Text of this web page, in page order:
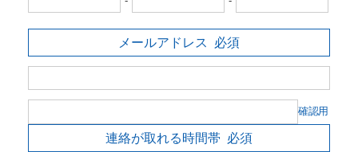
メールアドレス 必須
確認用
連絡が取れる時間帯 必須